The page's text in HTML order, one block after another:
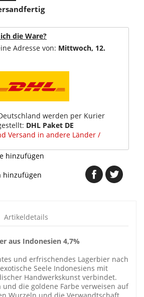
die Ware?
Adresse von: Mittwoch, 12.
werden per Kurier
DHL Paket DE
Versand in andere Länder /
hinzufügen
hinzufügen
Artikeldetails
aus Indonesien 4,7%
und erfrischendes Lagerbier nach
Seele Indonesiens mit
Handwerkskunst verbindet.
und die goldene Farbe verweisen auf